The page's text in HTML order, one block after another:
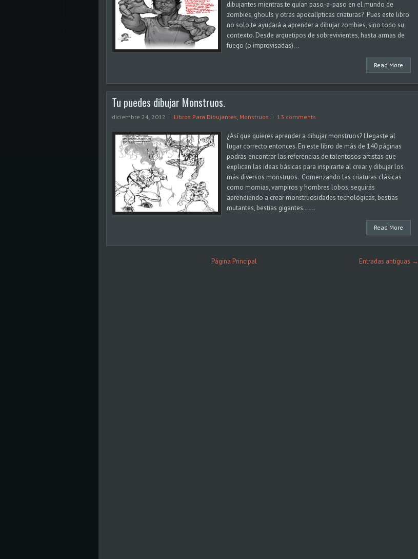
dibujantes mientras te guían paso-a-paso en el mundo de
zombies, ghouls y otras apocalípticas criaturas? Pues este libro
no solo te ayudará a aprender a dibujar zombies, sino todo su
contexto. Desde arquetipos de sobrevivientes, hasta armas de
fuego (o improvisadas)...
Read More
Tu puedes dibujar Monstruos.
diciembre 24, 2012 Libros Para Dibujantes Monstruos 13 comments
¿Así que quieres aprender a dibujar monstruos? Llegaste al
lugar correcto entonces. En este libro de más de 140 páginas
podrás encontrar las referencias de talentosos artistas que
explican las ideas básicas para inspirarte al crear y dibujar los
más diversos monstruos. Comenzando las criaturas clásicas
como momias, vampiros y hombres lobos, seguirás
aprendiendo a crear monstruosidades tecnológicas, bestias
mutantes, bestias gigantes......
Read More
Entradas antiguas →
Página Principal